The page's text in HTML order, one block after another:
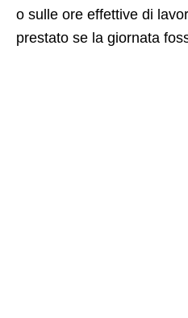
o sulle ore effettive di
prestato se la giornata